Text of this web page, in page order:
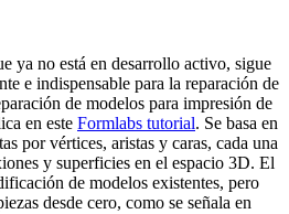
ya no está en desarrollo activo, sigue
e indispensable para la reparación de
de modelos para impresión de
en este Formlabs tutorial. Se basa en
por vértices, aristas y caras, cada una
y superficies en el espacio 3D. El
de modelos existentes, pero
desde cero, como se señala en